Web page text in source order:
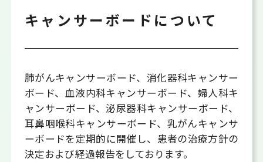
キャンサーボードについて
肺がんキャンサーボード、消化器科キャンサー
ボード、血液内科キャンサーボード、婦人科キ
ャンサーボード、泌尿器科キャンサーボード、
耳鼻咽喉科キャンサーボード、乳がんキャンサ
ーボードを定期的に開催し、患者の治療方針の
決定および経過報告をしております。